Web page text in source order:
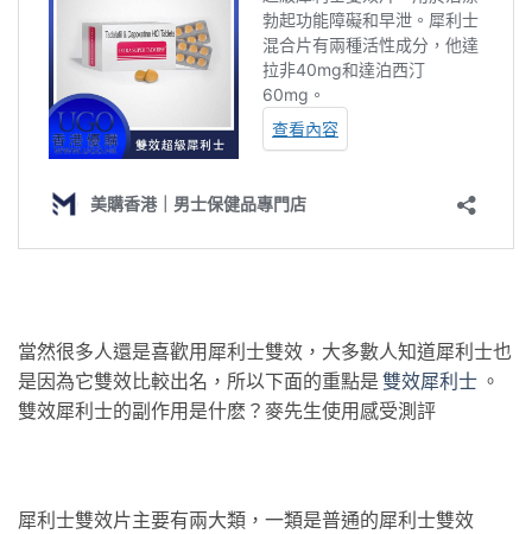
當然很多人還是喜歡用犀利士雙效，大多數人知道犀利士也
是因為它雙效比較出名，所以下面的重點是 雙效犀利士 。
雙效犀利士的副作用是什麽？麥先生使用感受測評
犀利士雙效片主要有兩大類，一類是普通的犀利士雙效